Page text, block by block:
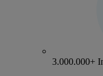
3.000.000+